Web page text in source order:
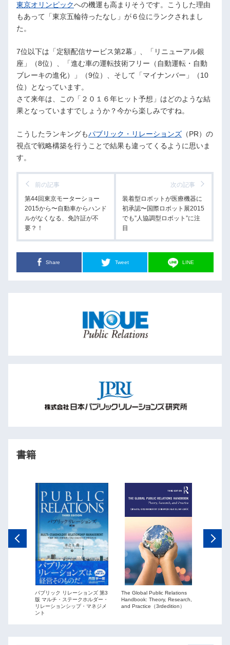
東京オリンピックへの機運も高まりそうです。こうした理由
もあって「東京五輪待ったなし」が６位にランクされまし
た。
7位以下は「定額配信サービス第2幕」、「リニューアル銀
座」（8位）、「進む車の運転技術フリー（自動運転・自動
ブレーキの進化）」（9位）、そして「マイナンバー」（10
位）となっています。
さて来年は、この「２０１６年ヒット予想」はどのような結
果となっていますでしょうか？今から楽しみですね。
こうしたランキングもパブリック・リレーションズ （PR）の
視点で戦略構築を行うことで結果も違ってくるように思いま
す。
前の記事
第44回東京モーターショー
2015から〜自動車からハンド
ルがなくなる、免許証が不
要？！
次の記事
装着型ロボットが医療機器に
初承認〜国際ロボット展2015
でも”人協調型ロボット”に注
目
Share Tweet LINE
書籍
パブリック リレーションズ 第3
版 マルチ・ステークホルダー・
リレーションシップ・マネジメ
ント
The Global Public Relations
Handbook: Theory, Research,
and Practice（3rdedition）